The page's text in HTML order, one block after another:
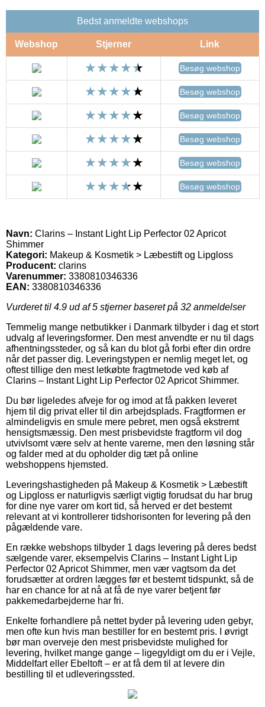
Bedst anmeldte webshops
Webshop Stjerner Link
Besøg webshop
Besøg webshop
Besøg webshop
Besøg webshop
Besøg webshop
Besøg webshop
Navn: Clarins – Instant Light Lip Perfector 02 Apricot
Shimmer
Kategori: Makeup & Kosmetik > Læbestift og Lipgloss
Producent: clarins
Varenummer: 3380810346336
EAN: 3380810346336
Vurderet til 4.9 ud af 5 stjerner baseret på 32 anmeldelser
Temmelig mange netbutikker i Danmark tilbyder i dag et stort
udvalg af leveringsformer. Den mest anvendte er nu til dags
afhentningssteder, og så kan du blot gå forbi efter din ordre
når det passer dig. Leveringstypen er nemlig meget let, og
oftest tillige den mest letkøbte fragtmetode ved køb af
Clarins – Instant Light Lip Perfector 02 Apricot Shimmer.
Du bør ligeledes afveje for og imod at få pakken leveret
hjem til dig privat eller til din arbejdsplads. Fragtformen er
almindeligvis en smule mere pebret, men også ekstremt
hensigtsmæssig. Den mest prisbevidste fragtform vil dog
utvivlsomt være selv at hente varerne, men den løsning står
og falder med at du opholder dig tæt på online
webshoppens hjemsted.
Leveringshastigheden på Makeup & Kosmetik > Læbestift
og Lipgloss er naturligvis særligt vigtig forudsat du har brug
for dine nye varer om kort tid, så herved er det bestemt
relevant at vi kontrollerer tidshorisonten for levering på den
pågældende vare.
En række webshops tilbyder 1 dags levering på deres bedst
sælgende varer, eksempelvis Clarins – Instant Light Lip
Perfector 02 Apricot Shimmer, men vær vagtsom da det
forudsætter at ordren lægges før et bestemt tidspunkt, så de
har en chance for at nå at få de nye varer betjent før
pakkemedarbejderne har fri.
Enkelte forhandlere på nettet byder på levering uden gebyr,
men ofte kun hvis man bestiller for en bestemt pris. I øvrigt
bør man overveje den mest prisbevidste mulighed for
levering, hvilket mange gange – ligegyldigt om du er i Vejle,
Middelfart eller Ebeltoft – er at få dem til at levere din
bestilling til et udleveringssted.